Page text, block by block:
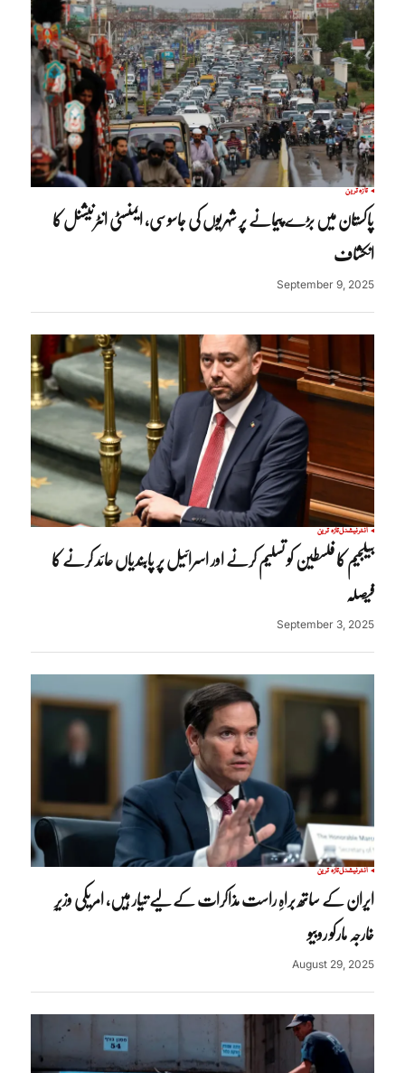
تازہ ترین
پاکستان میں بڑے پیمانے پر شہریوں کی جاسوسی، ایمنسٹی انٹرنیشنل کا
انکشاف
September 9, 2025
انٹرنیشنلتازہ ترین
بیلجیم کا فلسطین کو تسلیم کرنے اور اسرائیل پر پابندیاں عائد کرنے کا
فیصلہ
September 3, 2025
انٹرنیشنلتازہ ترین
ایران کے ساتھ براہِ راست مذاکرات کے لیے تیار ہیں، امریکی وزیرِ
خارجہ مارکو روبیو
August 29, 2025